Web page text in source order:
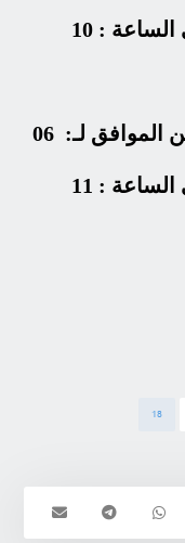
جويلية 2026 القاعة 37 على الساعة : 10
بلحفصي رميساء: يوم الاثنين الموافق لـ: 06
جويلية 2026 القاعة 37 على الساعة : 11
18